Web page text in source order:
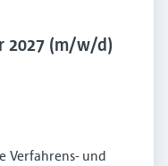
2027 (m/w/d)
Verfahrens- und